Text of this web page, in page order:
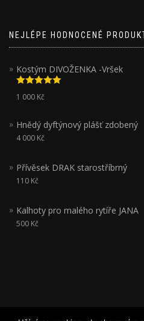
NEJLÉPE HODNOCENÉ
Kostým DIVOŽENKA -Vršek
Hodnocení
5.00z 5
1 000 Kč
Hnědý dyftýnový plášť zdobený
4 000 Kč
Přívěsek DRAK starostříbrný
110 Kč
Kalhoty pro malého rytíře JANA
500 Kč